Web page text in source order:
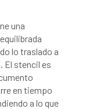
una
lo traslado a
El stencil es
en tiempo
a lo que